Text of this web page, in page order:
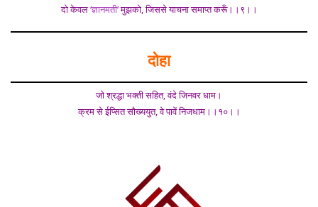
दो केवल ‘ज्ञानमती’ मुझको, जिससे याचना समाप्त करूँ।।९।।
दोहा
जो श्रद्धा भक्ती सहित, वंदे जिनवर धाम।
क्रम से ईप्सित सौख्ययुत, वे पावें निजधाम।।१०।।